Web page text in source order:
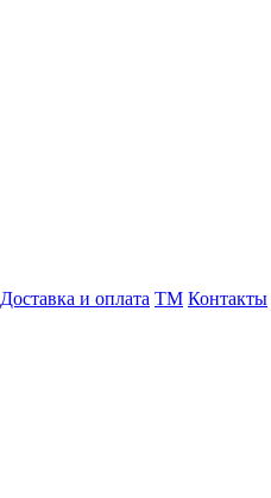
Доставка и оплата TM Контакты